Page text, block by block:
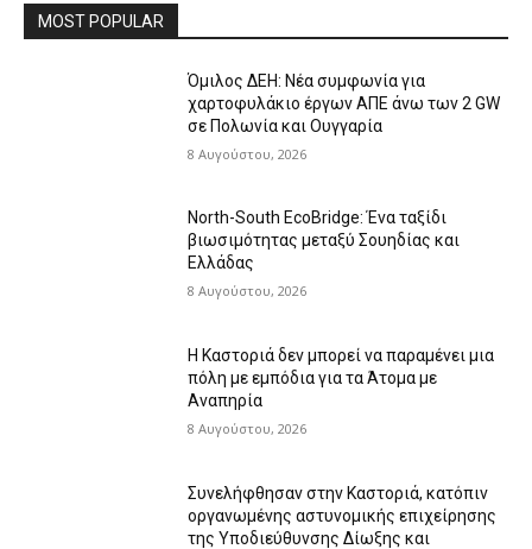
MOST POPULAR
Όμιλος ΔΕΗ: Νέα συμφωνία για
χαρτοφυλάκιο έργων ΑΠΕ άνω των 2 GW
σε Πολωνία και Ουγγαρία
8 Αυγούστου, 2026
North-South EcoBridge: Ένα ταξίδι
βιωσιμότητας μεταξύ Σουηδίας και
Ελλάδας
8 Αυγούστου, 2026
Η Καστοριά δεν μπορεί να παραμένει μια
πόλη με εμπόδια για τα Άτομα με
Αναπηρία
8 Αυγούστου, 2026
Συνελήφθησαν στην Καστοριά, κατόπιν
οργανωμένης αστυνομικής επιχείρησης
της Υποδιεύθυνσης Δίωξης και